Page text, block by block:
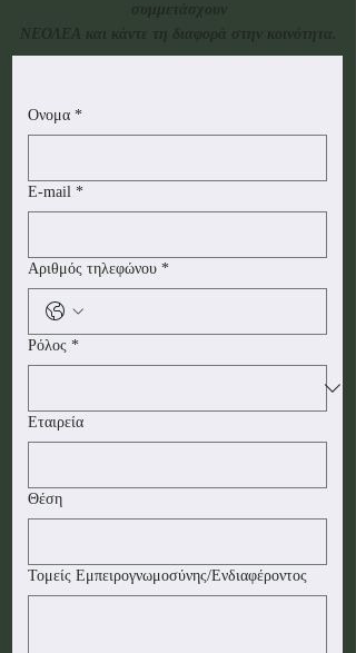
συμμετάσχουν
ΝΕΟΛΕΑ και κάντε τη διαφορά στην κοινότητα.
Ονομα *
E-mail *
Αριθμός τηλεφώνου *
Ρόλος *
Εταιρεία
Θέση
Τομείς Εμπειρογνωμοσύνης/Ενδιαφέροντος